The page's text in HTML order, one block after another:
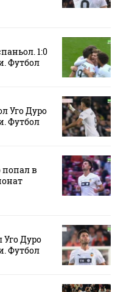
1:0
Футбол
Уго Дуро
Футбол
попал в
Уго Дуро
Футбол